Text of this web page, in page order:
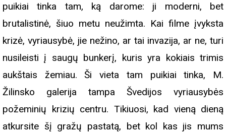
puikiai tinka tam, ką darome: ji moderni, bet
brutalistinė, šiuo metu neužimta. Kai filme įvyksta
krizė, vyriausybė, jie nežino, ar tai invazija, ar ne, turi
nusileisti į saugų bunkerį, kuris yra kokiais trimis
aukštais žemiau. Ši vieta tam puikiai tinka, M.
Žilinsko galerija tampa Švedijos vyriausybės
požeminių krizių centru. Tikiuosi, kad vieną dieną
atkursite šį gražų pastatą, bet kol kas jis mums